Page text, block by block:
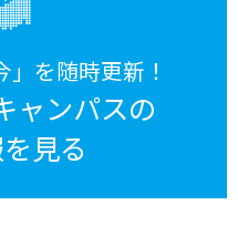
を随時更新！
ャンパスの
見る